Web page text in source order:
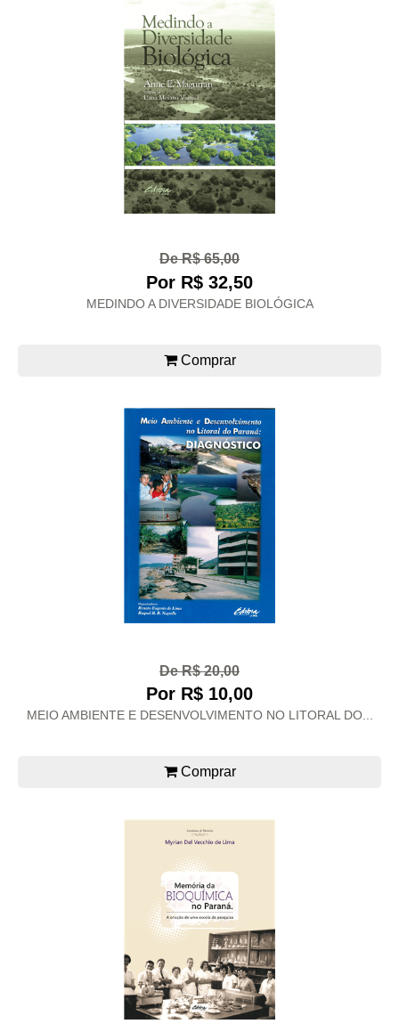
De R$ 65,00
Por R$ 32,50
MEDINDO A DIVERSIDADE BIOLÓGICA
Comprar
De R$ 20,00
Por R$ 10,00
MEIO AMBIENTE E DESENVOLVIMENTO NO LITORAL DO...
Comprar